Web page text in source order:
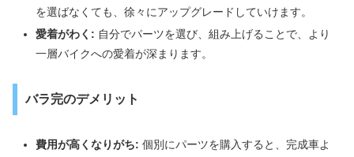
を選ばなくても、徐々にアップグレードしていけます。
愛着がわく: 自分でパーツを選び、組み上げることで、より
一層バイクへの愛着が深まります。
バラ完のデメリット
費用が高くなりがち: 個別にパーツを購入すると、完成車よ